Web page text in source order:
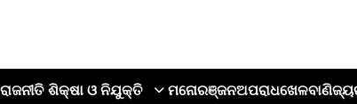
ରାଜନୀତି ଶିକ୍ଷା ଓ ନିଯୁକ୍ତି ମନୋରଞ୍ଜନଅପରାଧଖେଳବାଣିଜ୍ୟ